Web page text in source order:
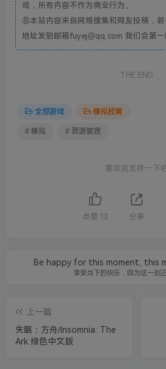
戏，所有内容不作为商业行为。
⑧本站内容来自网络搜集和网友投稿，
地址发到邮箱fuyej@qq.com 我们会第一
THE END
全部游戏 模拟经营
# 模拟 # 资源管理
喜欢就支持一下
点赞 13 分享
Be happy for this moment, this
享受当下的快乐，因为这一刻
上一篇
失眠：方舟/Insomnia: The
Ark 绿色中文版